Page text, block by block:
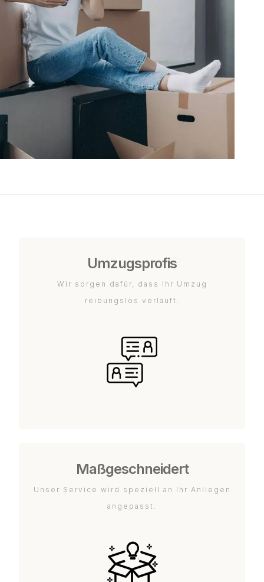
Umzugsprofis
Wir sorgen dafür, dass Ihr Umzug
reibungslos verläuft.
Maßgeschneidert
Unser Service wird speziell an Ihr Anliegen
angepasst.